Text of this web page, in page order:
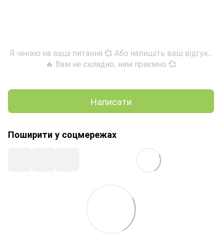
Я чекаю на ваші питання 💞 Або напишіть ваш відгук..
🔥 Вам не складно, нам приємно 💞
Написати
Поширити у соцмережах